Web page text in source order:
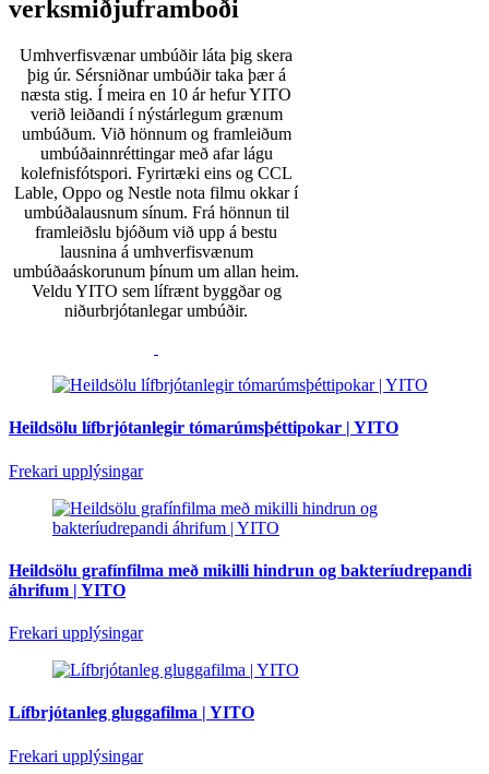
verksmiðjuframboði
Umhverfisvænar umbúðir láta þig skera
þig úr. Sérsniðnar umbúðir taka þær á
næsta stig. Í meira en 10 ár hefur YITO
verið leiðandi í nýstárlegum grænum
umbúðum. Við hönnum og framleiðum
umbúðainnréttingar með afar lágu
kolefnisfótspori. Fyrirtæki eins og CCL
Lable, Oppo og Nestle nota filmu okkar í
umbúðalausnum sínum. Frá hönnun til
framleiðslu bjóðum við upp á bestu
lausnina á umhverfisvænum
umbúðaáskorunum þínum um allan heim.
Veldu YITO sem lífrænt byggðar og
niðurbrjótanlegar umbúðir.
Heildsölu lífbrjótanlegir tómarúmsþéttipokar | YITO
Frekari upplýsingar
Heildsölu grafínfilma með mikilli hindrun og bakteríudrepandi
áhrifum | YITO
Frekari upplýsingar
Lífbrjótanleg gluggafilma | YITO
Frekari upplýsingar